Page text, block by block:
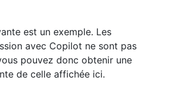
est un exemple. Les
avec Copilot ne sont pas
pouvez donc obtenir une
de celle affichée ici.